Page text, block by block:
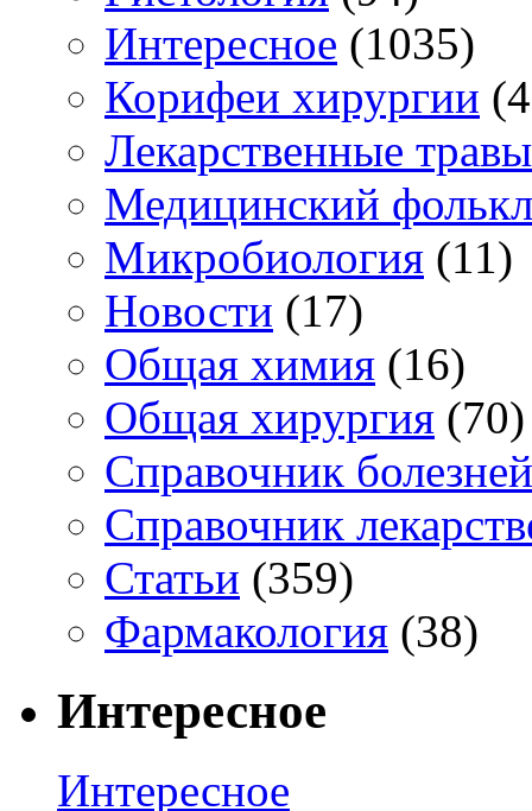
Интересное (1035)
Корифеи хирургии
Лекарственные травы
Медицинский
Микробиология (11)
Новости (17)
Общая химия (16)
Общая хирургия (70)
Справочник болезней
Справочник
Статьи (359)
Фармакология (38)
Интересное
Интересное